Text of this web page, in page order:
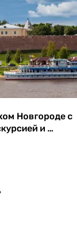
Новгороде с
и